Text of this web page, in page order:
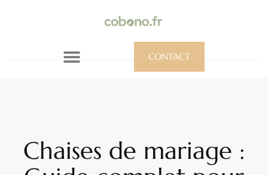
CONTACT
Chaises de mariage :